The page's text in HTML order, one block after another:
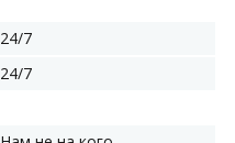
24/7
24/7